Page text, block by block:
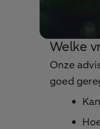
Welke
Onze
goed